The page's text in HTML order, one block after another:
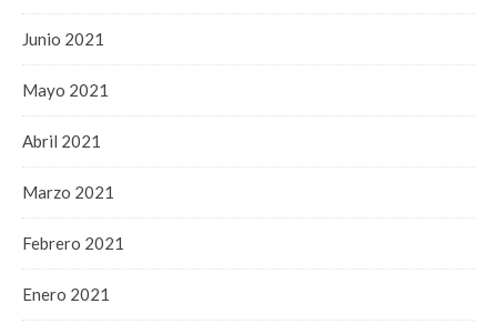
Junio 2021
Mayo 2021
Abril 2021
Marzo 2021
Febrero 2021
Enero 2021